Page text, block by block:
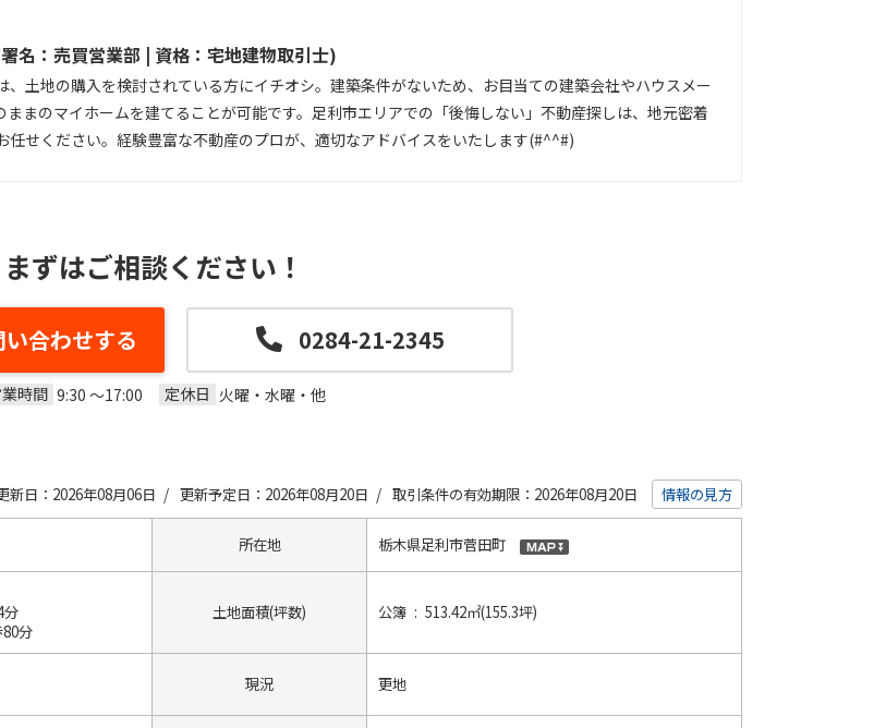
名： 売買営業部 | 資格： 宅地建物取引士)
、土地の購入を検討されている方にイチオシ。建築条件がないため、お目当ての建築会社やハウスメー
ままのマイホームを建てることが可能です。足利市エリアでの「後悔しない」不動産探しは、地元密着
任せください。経験豊富な不動産のプロが、適切なアドバイスをいたします(#^^#)
まずはご相談ください！
合わせする 0284-21-2345
時間 9:30 ～17:00 定休日 火曜・水曜・他
新日：2026年08月06日 / 更新予定日：2026年08月20日 / 取引条件の有効期限：2026年08月20日 情報の見方
所在地 栃木県足利市菅田町
分
分
土地面積(坪数) 公簿 : 513.42㎡(155.3坪)
現況 更地